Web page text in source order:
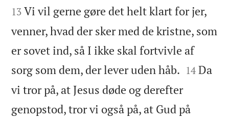


13 Vi vil gerne gøre det helt klart for jer,
venner, hvad der sker med de kristne, som
er sovet ind, så I ikke skal fortvivle af
sorg som dem, der lever uden håb. 

14 Da
vi tror på, at Jesus døde og derefter
genopstod, tror vi også på, at Gud på